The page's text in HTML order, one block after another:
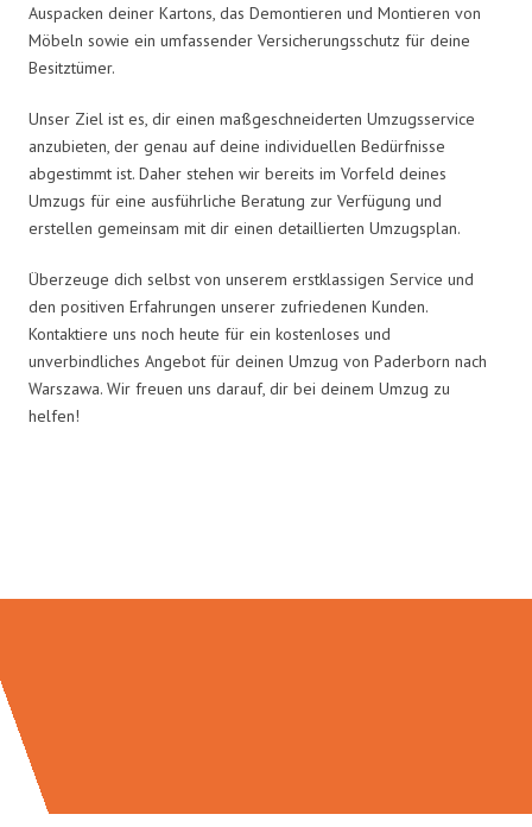
Auspacken deiner Kartons, das Demontieren und Montieren von
Möbeln sowie ein umfassender Versicherungsschutz für deine
Besitztümer.
Unser Ziel ist es, dir einen maßgeschneiderten Umzugsservice
anzubieten, der genau auf deine individuellen Bedürfnisse
abgestimmt ist. Daher stehen wir bereits im Vorfeld deines
Umzugs für eine ausführliche Beratung zur Verfügung und
erstellen gemeinsam mit dir einen detaillierten Umzugsplan.
Überzeuge dich selbst von unserem erstklassigen Service und
den positiven Erfahrungen unserer zufriedenen Kunden.
Kontaktiere uns noch heute für ein kostenloses und
unverbindliches Angebot für deinen Umzug von Paderborn nach
Warszawa. Wir freuen uns darauf, dir bei deinem Umzug zu
helfen!